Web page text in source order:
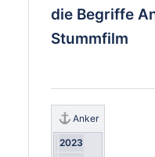
die Begriffe
Stummfilm
Anker
2023